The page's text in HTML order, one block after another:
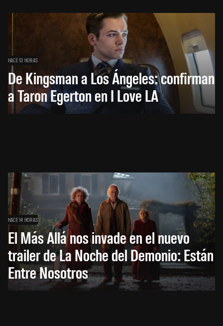
HACE 13 HORAS
De Kingsman a Los Ángeles: confirman
a Taron Egerton en I Love LA
HACE 14 HORAS
El Más Allá nos invade en el nuevo
trailer de La Noche del Demonio: Están
Entre Nosotros